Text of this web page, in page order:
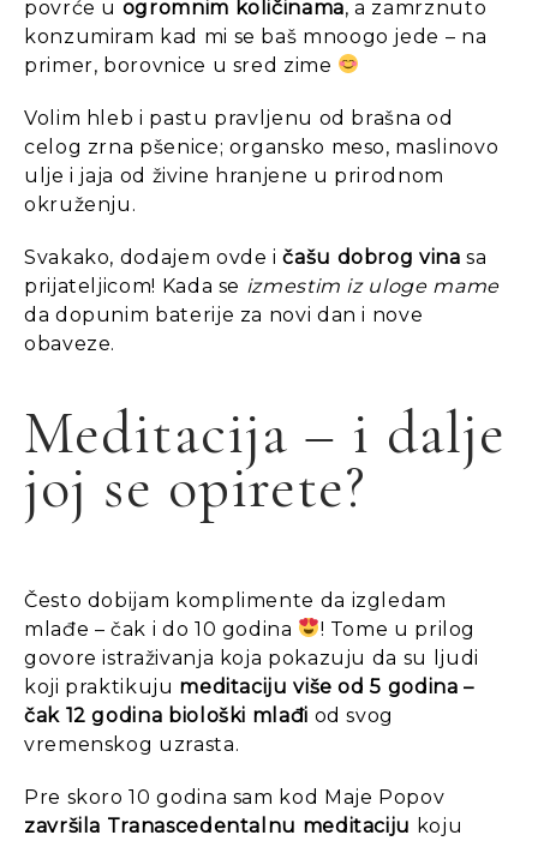
povrće u ogromnim količinama, a zamrznuto
konzumiram kad mi se baš mnoogo jede – na
primer, borovnice u sred zime
Volim hleb i pastu pravljenu od brašna od
celog zrna pšenice; organsko meso, maslinovo
ulje i jaja od živine hranjene u prirodnom
okruženju.
Svakako, dodajem ovde ičašu dobrog vinasa
prijateljicom! Kada se izmestim iz uloge mame
da dopunim baterije za novi dan i nove
obaveze.
Meditacija – i dalje
joj se opirete?
Često dobijam komplimente da izgledam
mlađe – čak i do 10 godina
! Tome u prilog
govore istraživanja koja pokazuju da su ljudi
koji praktikuju meditaciju više od 5 godina –
čak 12 godina biološki mlađi od svog
vremenskog uzrasta.
Pre skoro 10 godina sam kod Maje Popov
završila Tranascedentalnu meditaciju koju